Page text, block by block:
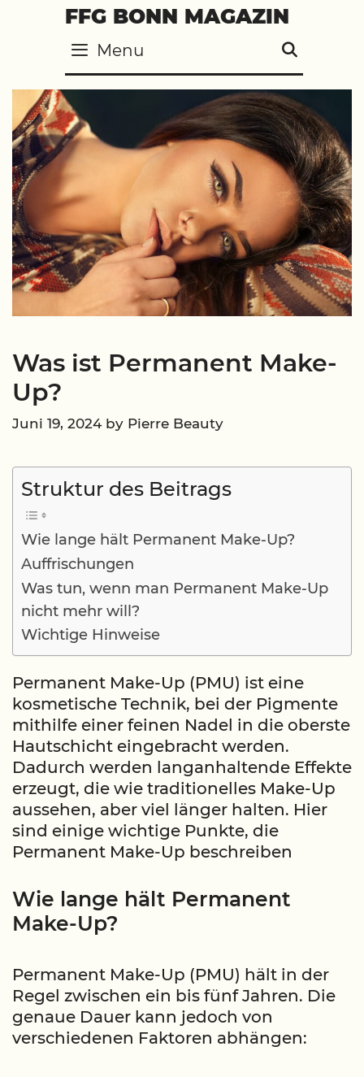
FFG BONN MAGAZIN
Menu
Was ist Permanent Make-
Up?
Juni 19, 2024 by Pierre Beauty
Struktur des Beitrags
Wie lange hält Permanent Make-Up?
Auffrischungen
Was tun, wenn man Permanent Make-Up
nicht mehr will?
Wichtige Hinweise
Permanent Make-Up (PMU) ist eine
kosmetische Technik, bei der Pigmente
mithilfe einer feinen Nadel in die oberste
Hautschicht eingebracht werden.
Dadurch werden langanhaltende Effekte
erzeugt, die wie traditionelles Make-Up
aussehen, aber viel länger halten. Hier
sind einige wichtige Punkte, die
Permanent Make-Up beschreiben
Wie lange hält Permanent
Make-Up?
Permanent Make-Up (PMU) hält in der
Regel zwischen ein bis fünf Jahren. Die
genaue Dauer kann jedoch von
verschiedenen Faktoren abhängen: